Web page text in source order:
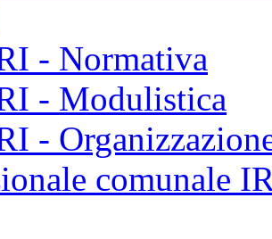
- Normativa
- Modulistica
-
comunale